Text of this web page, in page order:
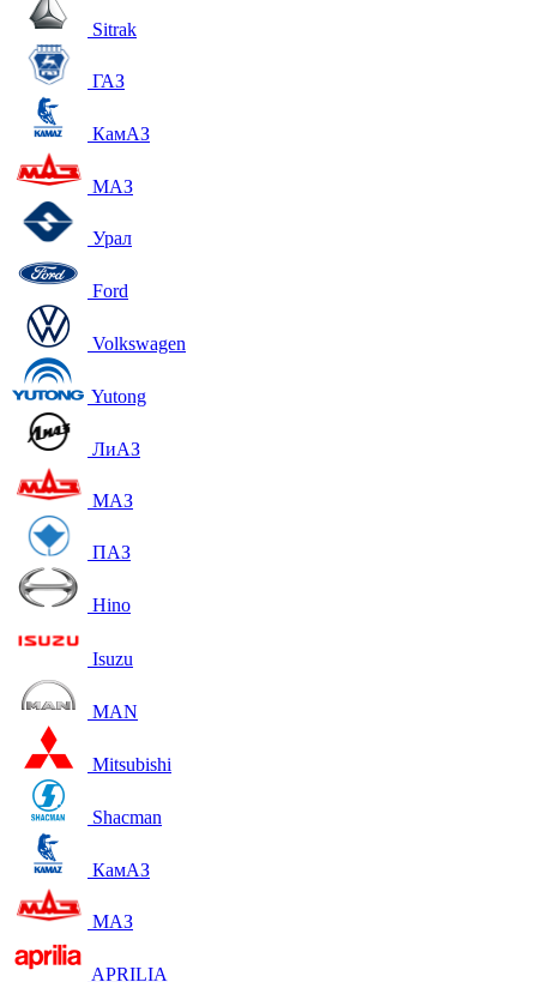
Sitrak
ГАЗ
КамАЗ
МАЗ
Урал
Ford
Volkswagen
Yutong
ЛиАЗ
МАЗ
ПАЗ
Hino
Isuzu
MAN
Mitsubishi
Shacman
КамАЗ
МАЗ
APRILIA